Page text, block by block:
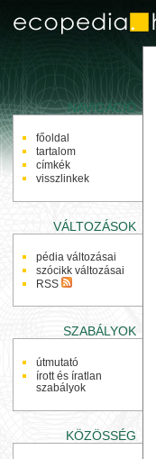
NAVIGÁCIÓ
főoldal
tartalom
címkék
visszlinkek
VÁLTOZÁSOK
pédia változásai
szócikk változásai
RSS
SZABÁLYOK
útmutató
írott és íratlan
szabályok
KÖZÖSSÉG